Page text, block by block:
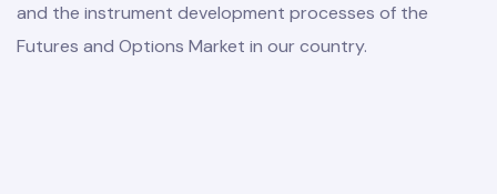
and the instrument development processes of the
Futures and Options Market in our country.